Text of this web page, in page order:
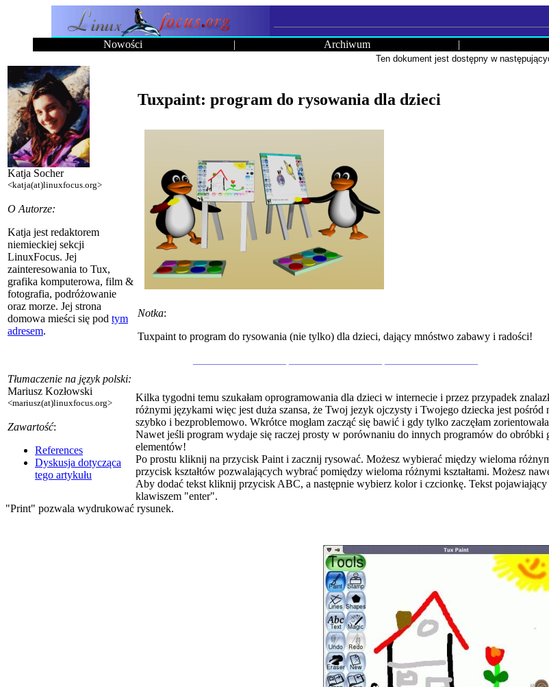
Nowości | Archiwum |
Ten dokument jest dostępny w
Katja Socher
<katja(at)linuxfocus.org>
O Autorze:
Katja jest redaktorem
niemieckiej sekcji
LinuxFocus. Jej
zainteresowania to Tux,
grafika komputerowa, film &
fotografia, podróżowanie
oraz morze. Jej strona
domowa mieści się pod tym
adresem.
Tłumaczenie na język polski:
Mariusz Kozłowski
<mariusz(at)linuxfocus.org>
Zawartość:
References
Dyskusja dotycząca
tego artykułu
Tuxpaint: program do rysowania dla dzieci
Notka:
Tuxpaint to program do rysowania (nie tylko) dla dzieci, dający mnóstwo zabawy i radości!
Kilka tygodni temu szukałam oprogramowania dla dzieci w internecie i przez przypadek
różnymi językami więc jest duża szansa, że Twoj jezyk ojczysty i Twojego dziecka jest
szybko i bezproblemowo. Wkrótce mogłam zacząć się bawić i gdy tylko zaczęłam
Nawet jeśli program wydaje się raczej prosty w porównaniu do innych programów do
elementów!
Po prostu kliknij na przycisk Paint i zacznij rysować. Możesz wybierać między wieloma
przycisk kształtów pozwalających wybrać pomiędzy wieloma różnymi kształtami. Możesz
Aby dodać tekst kliknij przycisk ABC, a następnie wybierz kolor i czcionkę. Tekst pojawiający
klawiszem "enter".
"Print" pozwala wydrukować rysunek.